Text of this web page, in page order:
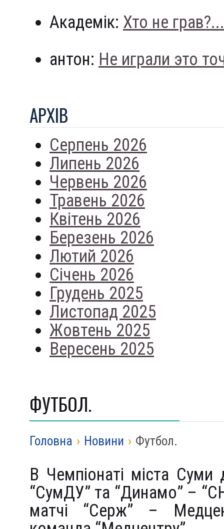
Академік: Хто не грав?...
антон: Не играли это
АРХIВ
Серпень 2026
Липень 2026
Червень 2026
Травень 2026
Квітень 2026
Березень 2026
Лютий 2026
Січень 2026
Грудень 2025
Листопад 2025
Жовтень 2025
Вересень 2025
ФУТБОЛ.
Головна › Новини › Футбол.
В Чемпіонаті міста
“СумДУ” та “Динамо” –
матчі “Серж” –